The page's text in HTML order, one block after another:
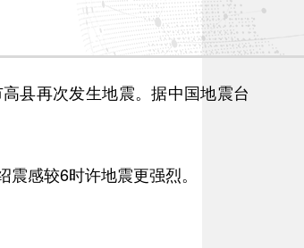
县再次发生地震。据中国地震台
感较6时许地震更强烈。